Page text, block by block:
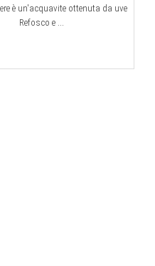
è un'acquavite ottenuta da uve
Refosco e ...